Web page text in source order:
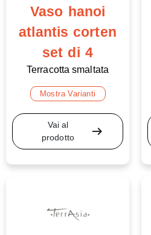
Vaso hanoi
atlantis corten
set di 4
Terracotta smaltata
Mostra Varianti
Vai al
prodotto
arrow_right_alt